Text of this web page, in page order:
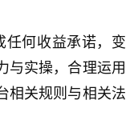
任何收益承诺，变
与实操，合理运用
相关规则与相关法